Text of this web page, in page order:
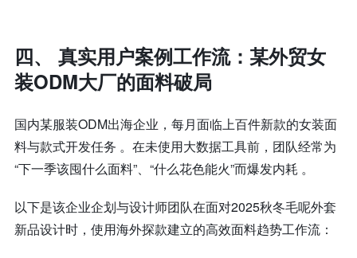
四、 真实用户案例工作流：某外贸女
装ODM大厂的面料破局
国内某服装ODM出海企业，每月面临上百件新款的女装面
料与款式开发任务 。在未使用大数据工具前，团队经常为
“下一季该囤什么面料”、“什么花色能火”而爆发内耗 。
以下是该企业企划与设计师团队在面对2025秋冬毛呢外套
新品设计时，使用海外探款建立的高效面料趋势工作流：